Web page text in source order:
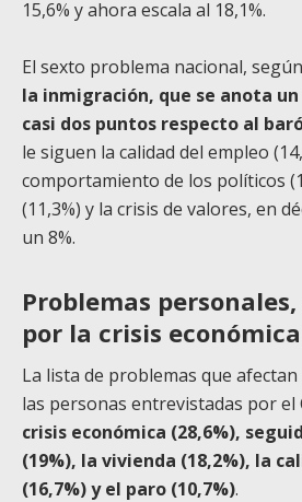
15,6% y ahora escala al 18,1%.
El sexto problema nacional,
la inmigración, que se anota
casi dos puntos respecto al
le siguen la calidad del empleo
comportamiento de los políticos
(11,3%) y la crisis de valores, en
un 8%.
Problemas
por la crisis económica
La lista de problemas que
las personas entrevistadas por el
crisis económica (28,6%),
(19%), la vivienda (18,2%), la
(16,7%) y el paro (10,7%).